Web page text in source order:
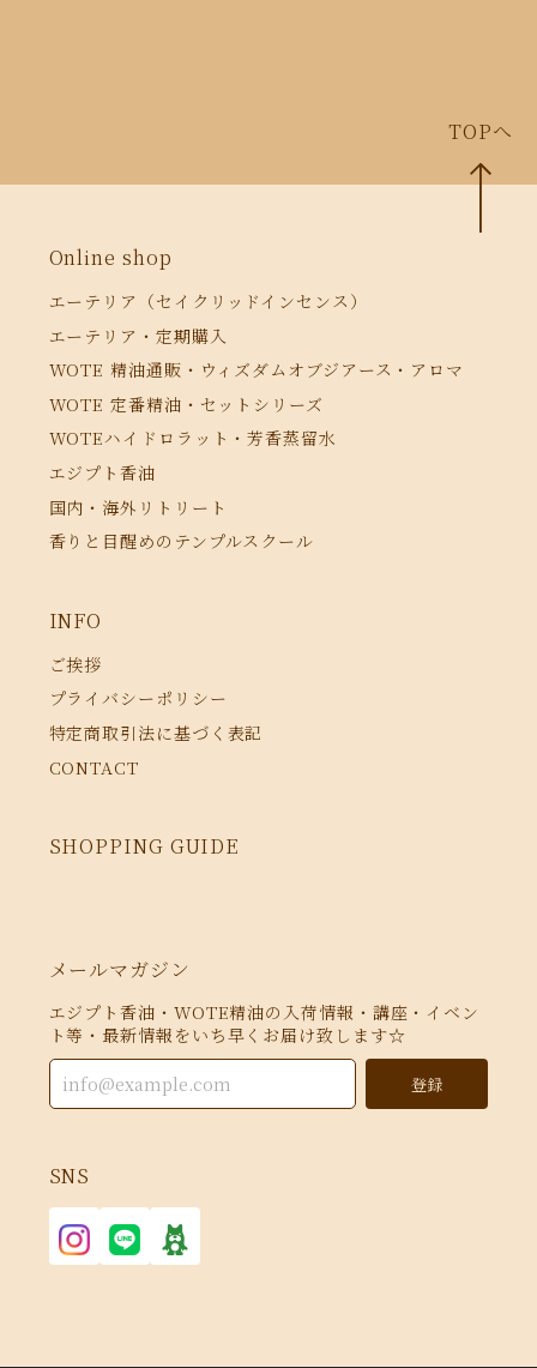
Online shop
エーテリア（セイクリッドインセンス）
エーテリア・定期購入
WOTE 精油通販・ウィズダムオブジアース・アロマ
WOTE 定番精油・セットシリーズ
WOTEハイドロラット・芳香蒸留水
エジプト香油
国内・海外リトリート
香りと目醒めのテンプルスクール
INFO
ご挨拶
プライバシーポリシー
特定商取引法に基づく表記
CONTACT
SHOPPING GUIDE
メールマガジン
エジプト香油・WOTE精油の入荷情報・講座・イベン
ト等・最新情報をいち早くお届け致します☆
登録
SNS
TOPへ